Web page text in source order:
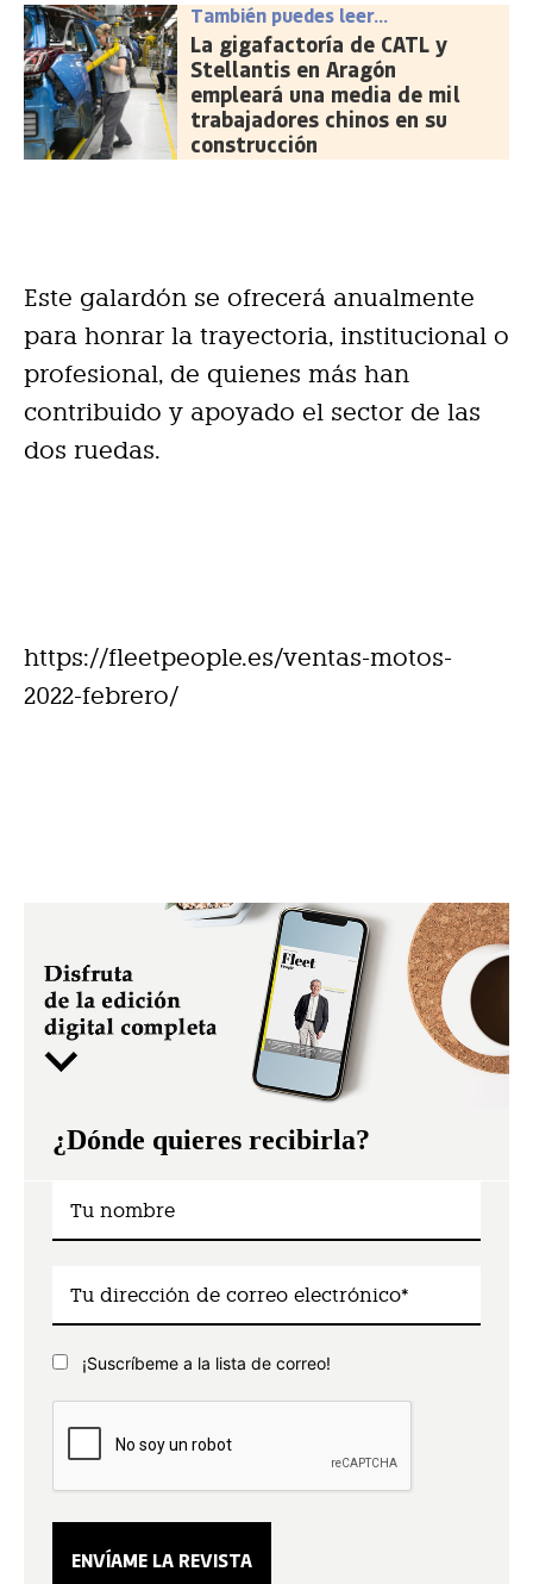
También puedes leer...
La gigafactoría de CATL y
Stellantis en Aragón
empleará una media de mil
trabajadores chinos en su
construcción
Este galardón se ofrecerá anualmente
para honrar la trayectoria, institucional o
profesional, de quienes más han
contribuido y apoyado el sector de las
dos ruedas.
https://fleetpeople.es/ventas-motos-
2022-febrero/
¿Dónde quieres recibirla?
¡Suscríbeme a la lista de correo!